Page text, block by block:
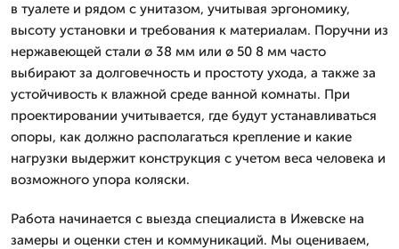
в туалете и рядом с унитазом, учитывая эргономику,
высоту установки и требования к материалам. Поручни из
нержавеющей стали ø 38 мм или ø 50 8 мм часто
выбирают за долговечность и простоту ухода, а также за
устойчивость к влажной среде ванной комнаты. При
проектировании учитывается, где будут устанавливаться
опоры, как должно располагаться крепление и какие
нагрузки выдержит конструкция с учетом веса человека и
возможного упора коляски.
Работа начинается с выезда специалиста в Ижевске на
замеры и оценки стен и коммуникаций. Мы оцениваем,